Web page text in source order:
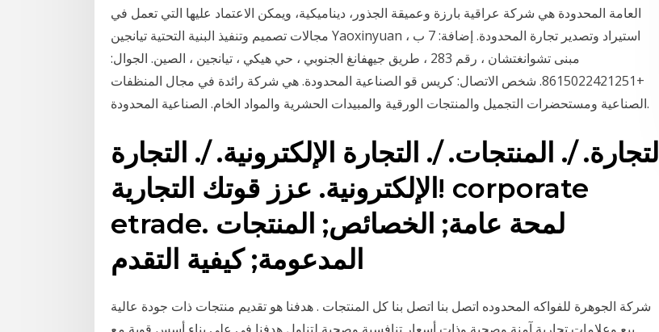
العامة المحدودة هي شركة عراقية بارزة وعميقة الجذور، ديناميكية، ويمكن الاعتماد عليها التي تعمل في
مجالات تصميم وتنفيذ البنية التحتية تيانجين Yaoxinyuan استيراد وتصدير تجارة المحدودة. إضافة: 7 ب ،
مبنى تشوانغتشان ، رقم 283 ، طريق جيهفانغ الجنوبي ، حي هيكي ، تيانجين ، الصين. الجوال:
+8615022421251. شخص الاتصال: كريس قو الصناعية المحدودة. هي شركة رائدة في مجال المنظفات
الصناعية ومستحضرات التجميل والمنتجات الورقية والمبيدات الحشرية والمواد الخام. الصناعية المحدودة.
التجارة. /. المنتجات. /. التجارة الإلكترونية. /. التجارة
الإلكترونية. عزز قوتك التجارية! corporate
etrade. لمحة عامة; الخصائص; المنتجات
شركة الجوهرة للفواكه المحدوده اتصل بنا اتصل بنا كل المنتجات . هدفنا هو تقديم منتجات ذات جودة عالية